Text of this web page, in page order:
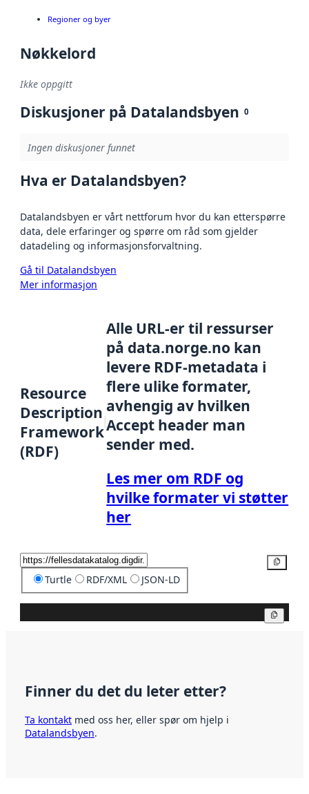
Regioner og byer
Nøkkelord
Ikke oppgitt
Diskusjoner på Datalandsbyen 0
Ingen diskusjoner funnet
Hva er Datalandsbyen?
Datalandsbyen er vårt nettforum hvor du kan etterspørre
data, dele erfaringer og spørre om råd som gjelder
datadeling og informasjonsforvaltning.
Gå til Datalandsbyen
Mer informasjon
Resource
Description
Framework
(RDF)
Alle URL-er til ressurser
på data.norge.no kan
levere RDF-metadata i
flere ulike formater,
avhengig av hvilken
Accept header man
sender med.
Les mer om RDF og
hvilke formater vi støtter
her
Turtle RDF/XML JSON-LD
Finner du det du leter etter?
Ta kontakt med oss her, eller spør om hjelp i
Datalandsbyen.